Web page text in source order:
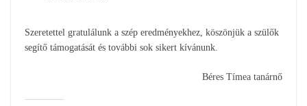
Szeretettel gratulálunk a szép eredményekhez, köszönjük a szülők
segítő támogatását és további sok sikert kívánunk.
Béres Tímea tanárnő